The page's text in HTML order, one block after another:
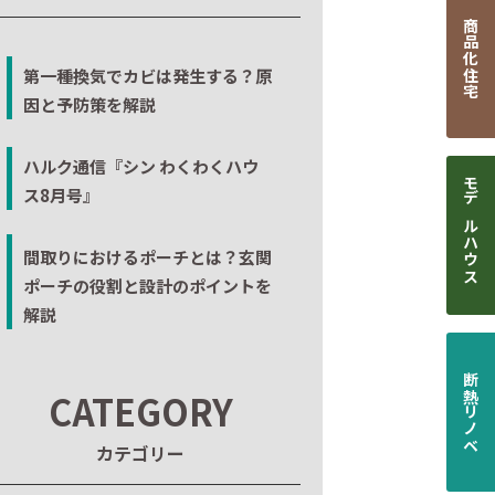
第一種換気でカビは発生する？原
因と予防策を解説
ハルク通信『シン わくわくハウ
ス8月号』
間取りにおけるポーチとは？玄関
ポーチの役割と設計のポイントを
解説
CATEGORY
カテゴリー
商品化住宅
モデルハウス
断熱リノベ